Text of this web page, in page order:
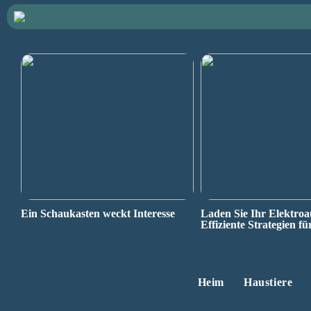
Ein Schaukasten weckt Interesse
Laden Sie Ihr
Effiziente Strategien
Heim Haustiere